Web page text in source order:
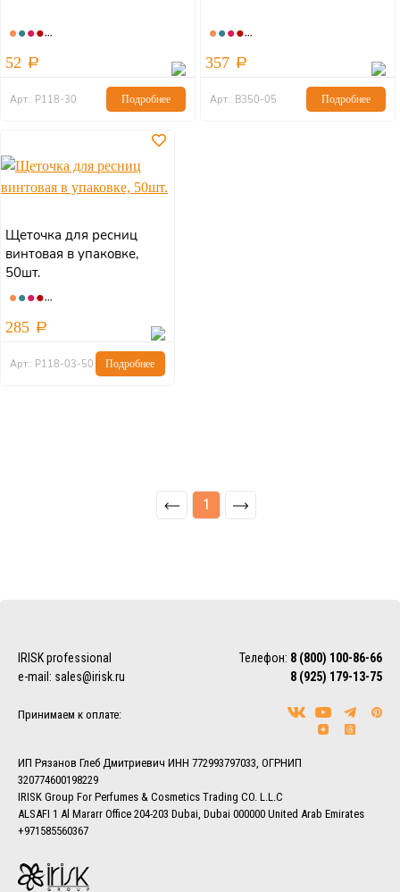
52
Арт.: Р118-30 Подробнее
357
Арт.: В350-05 Подробнее
Щеточка для ресниц
винтовая в упаковке,
50шт.
285
Арт.: Р118-03-50 Подробнее
1
IRISK professional Телефон: 8 (800) 100-86-66
8 (925) 179-13-75
e-mail: sales@irisk.ru
Принимаем к оплате:
ИП Рязанов Глеб Дмитриевич ИНН 772993797033, ОГРНИП
320774600198229
IRISK Group For Perfumes & Cosmetics Trading CO. L.L.C
ALSAFI 1 Al Mararr Office 204-203 Dubai, Dubai 000000 United Arab Emirates
+971585560367